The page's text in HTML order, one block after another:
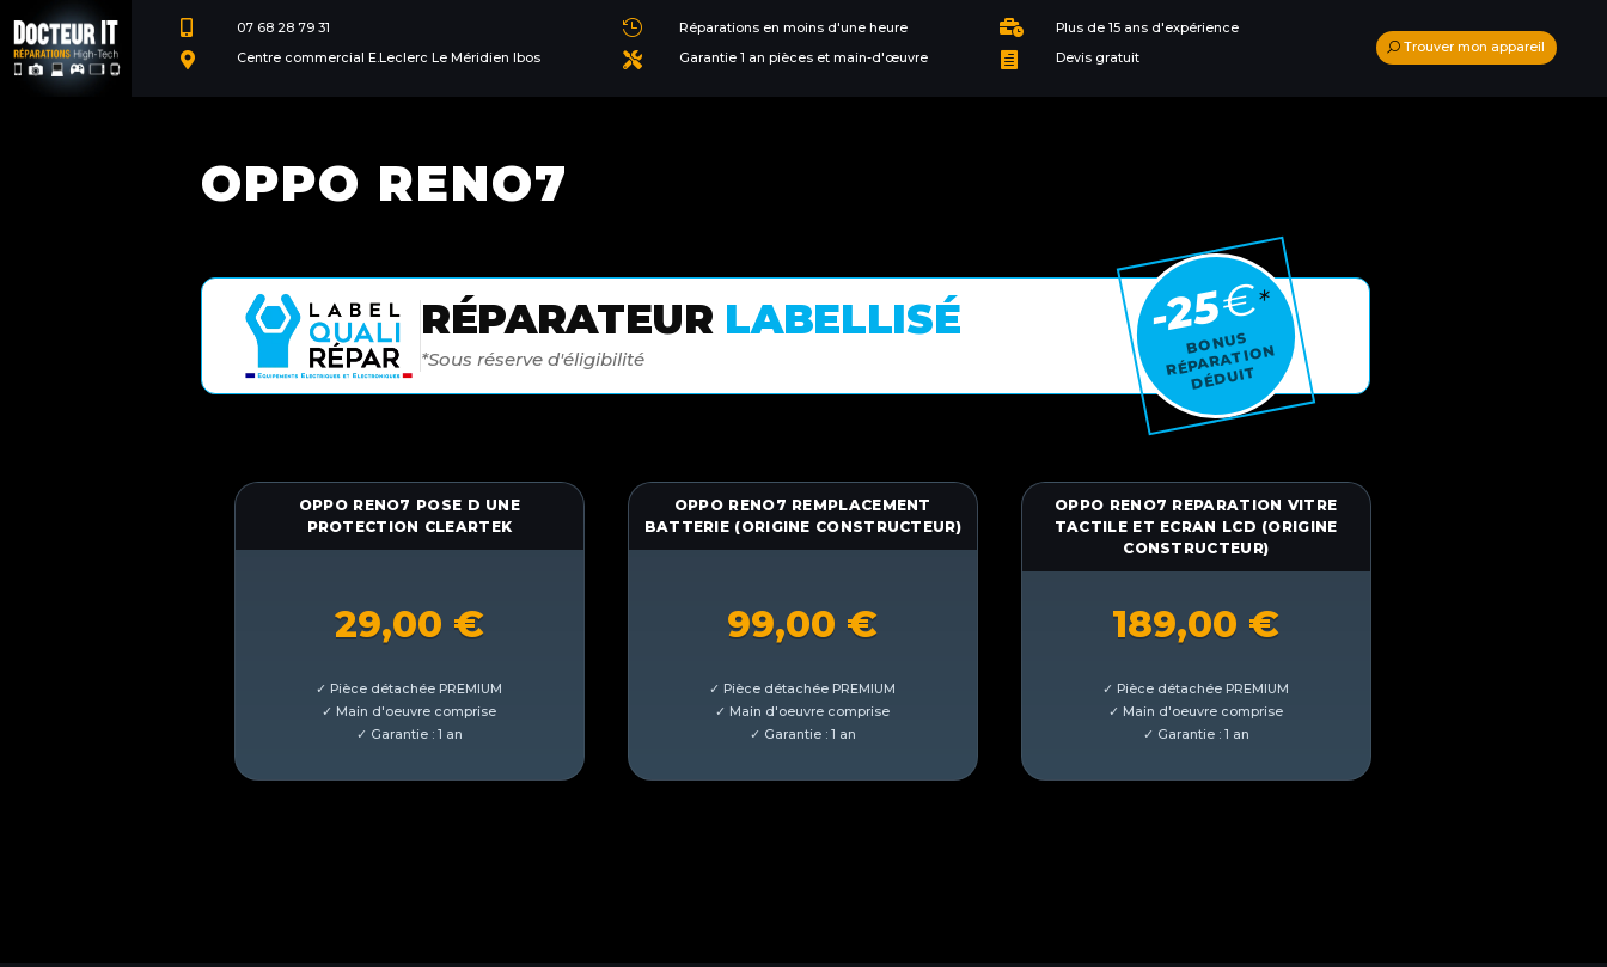
 07 68 28 79 31
 Centre commercial E.Leclerc Le Méridien Ibos
 Réparations en moins d'une heure
 Garantie 1 an pièces et main-d'œuvre
 Plus de 15 ans d'expérience
 Devis gratuit
Trouver mon appareil
OPPO RENO7
RÉPARATEUR LABELLISÉ
*Sous réserve d'éligibilité
-25€*
BONUS
RÉPARA
TI
O
N
DÉ
D
UI
T
OPPO RENO7 POSE D UNE
PROTECTION CLEARTEK
29,00 €
OPPO RENO7 REMPLACEMENT
BATTERIE (ORIGINE CONSTRUCTEUR)
99,00 €
OPPO RENO7 REPARATION VITRE
TACTILE ET ECRAN LCD (ORIGINE
CONSTRUCTEUR)
189,00 €